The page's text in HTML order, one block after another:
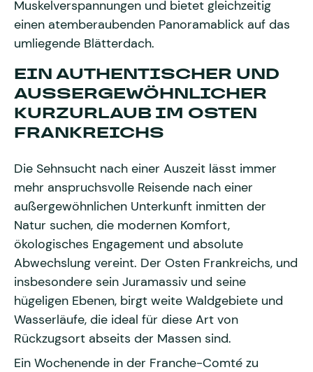
Muskelverspannungen und bietet gleichzeitig
einen atemberaubenden Panoramablick auf das
umliegende Blätterdach.
EIN AUTHENTISCHER UND
AUSSERGEWÖHNLICHER K
URZURLAUB IM OSTEN F
RANKREICHS
Die Sehnsucht nach einer Auszeit lässt immer
mehr anspruchsvolle Reisende nach einer
außergewöhnlichen Unterkunft inmitten der
Natur suchen, die modernen Komfort,
ökologisches Engagement und absolute
Abwechslung vereint. Der Osten Frankreichs, und
insbesondere sein Juramassiv und seine
hügeligen Ebenen, birgt weite Waldgebiete und
Wasserläufe, die ideal für diese Art von
Rückzugsort abseits der Massen sind.
Ein Wochenende in der Franche-Comté zu